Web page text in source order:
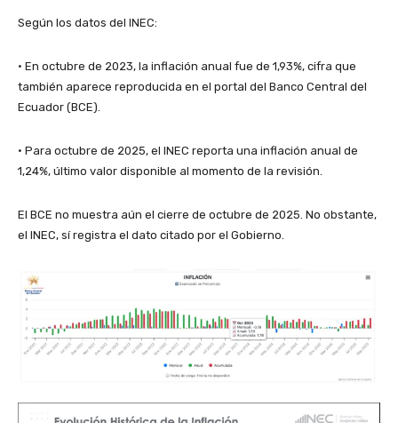
Según los datos del INEC:
• En octubre de 2023, la inflación anual fue de 1,93%, cifra que
también aparece reproducida en el portal del Banco Central del
Ecuador (BCE).
• Para octubre de 2025, el INEC reporta una inflación anual de
1,24%, último valor disponible al momento de la revisión.
El BCE no muestra aún el cierre de octubre de 2025. No obstante,
el INEC, sí registra el dato citado por el Gobierno.